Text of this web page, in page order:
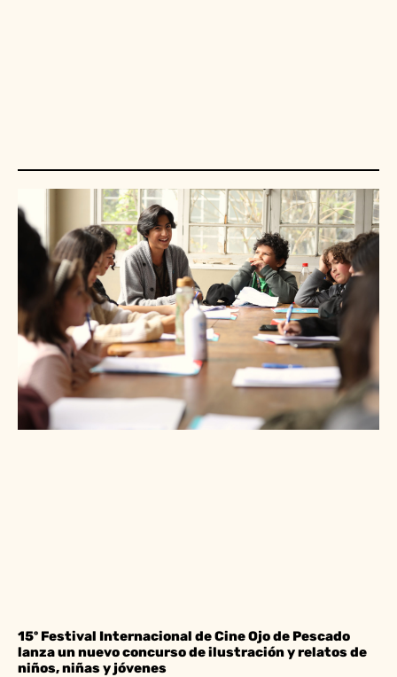
15º Festival Internacional de Cine Ojo de Pescado
lanza un nuevo concurso de ilustración y relatos de
niños, niñas y jóvenes